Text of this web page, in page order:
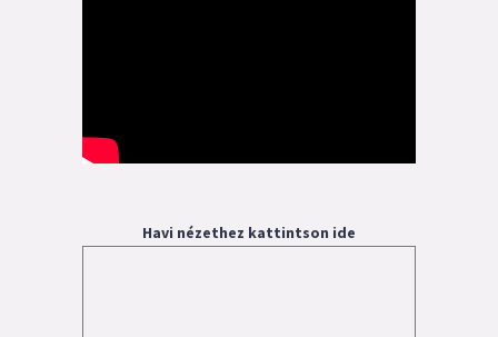
Havi nézethez kattintson ide